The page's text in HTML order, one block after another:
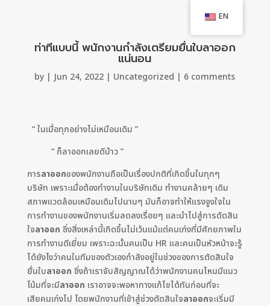
ท่าทีแบบนี้ พนักงานกำลังเตรียมยื่นใบลาออก
แน่นอน
by | Jun 24, 2022 | Uncategorized | 6 comments
“ ในเมื่อทุกอย่างไม่เหมือนเดิม ”
“ ก็ลาออกเลยดีป่าว ”
การลาออกของพนักงานถือเป็นเรื่องปกติที่เกิดขึ้นในทุกๆ
บริษัท เพราะเมื่อต้องทำงานในบริษัทเดิม ทำงานคล้ายๆ เดิม
สภาพแวดล้อมเหมือนเดิมไปนานๆ มันก็อาจทำให้แรงจูงใจใน
การทำงานของพนักงานเริ่มลดลงเรื่อยๆ และนำไปสู่การตัดสิน
ใจลาออก ซึ่งสิ่งเหล่านี้เกิดขึ้นไม่เว้นแม้แต่คนเก่งที่มีศักยภาพใน
การทำงานดีเยี่ยม เพราะฉะนั้นคนเป็น HR และคนเป็นหัวหน้าจะรู้
ได้ยังไงว่าคนในทีมของตัวเองกำลังอยู่ในช่วงของการตัดสินใจ
ยื่นใบลาออก ซึ่งถ้าเราจับสัญญาณได้ว่าพนักงานคนไหนมีแนว
โน้มที่จะมีลาออก เราอาจจะพอหาทางแก้ไขได้ทันก่อนที่จะ
เสียคนเก่งไป โดยพนักงานที่เข้าสู่ช่วงตัดสินใจลาออกจะเริ่มมี
EN